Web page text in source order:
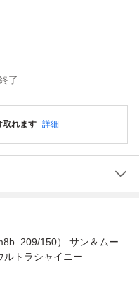
了
取れます 詳細
150） サン＆ムー
ルトラシャイニー